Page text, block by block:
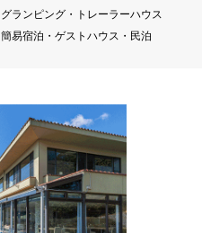
グランピング・トレーラーハウス
簡易宿泊・ゲストハウス・民泊